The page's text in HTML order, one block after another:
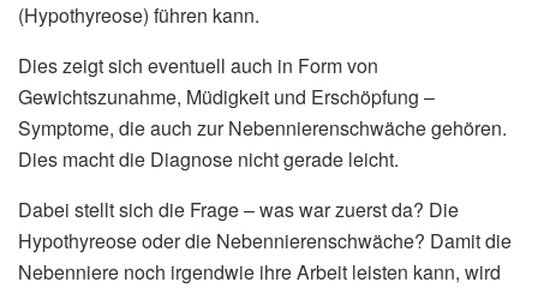
(Hypothyreose) führen kann.
Dies zeigt sich eventuell auch in Form von
Gewichtszunahme, Müdigkeit und Erschöpfung –
Symptome, die auch zur Nebennierenschwäche gehören.
Dies macht die Diagnose nicht gerade leicht.
Dabei stellt sich die Frage – was war zuerst da? Die
Hypothyreose oder die Nebennierenschwäche? Damit die
Nebenniere noch irgendwie ihre Arbeit leisten kann, wird